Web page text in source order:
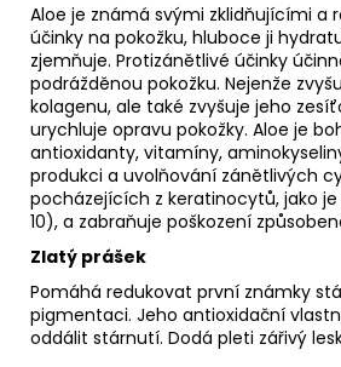
Aloe je známá svými zklidňujícími a
účinky na pokožku, hluboce ji
zjemňuje. Protizánětlivé účinky
podrážděnou pokožku. Nejenže
kolagenu, ale také zvyšuje jeho
urychluje opravu pokožky. Aloe je
antioxidanty, vitamíny,
produkci a uvolňování zánětlivých
pocházejících z keratinocytů, jako
10), a zabraňuje poškození
Zlatý prášek
Pomáhá redukovat první známky
pigmentaci. Jeho antioxidační
oddálit stárnutí. Dodá pleti zářivý